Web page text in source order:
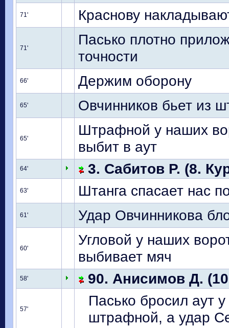
71' Краснову
71'
Пасько плотно
точности
66' Держим оборону
65' Овчинников бьет из
65'
Штрафной у наших
выбит в аут
64' 3. Сабитов Р. (8.
63' Штанга спасает нас
61' Удар Овчинникова
60'
Угловой у наших
выбивает мяч
58' 90. Анисимов Д.
57'
Пасько бросил аут
штрафной, а удар